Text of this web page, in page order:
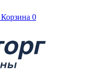
Корзина 0